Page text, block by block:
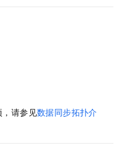
，请参见数据同步拓扑介